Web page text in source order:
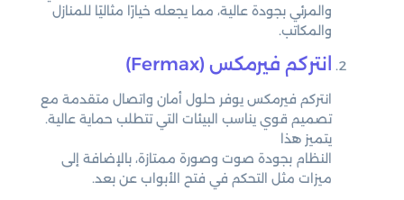
والمرئي بجودة عالية، مما يجعله خيارًا مثاليًا للمنازل
والمكاتب.
انتركم فيرمكس (Fermax)
انتركم فيرمكس يوفر حلول أمان واتصال متقدمة مع
تصميم قوي يناسب البيئات التي تتطلب حماية عالية.
يتميز هذا
النظام بجودة صوت وصورة ممتازة، بالإضافة إلى
ميزات مثل التحكم في فتح الأبواب عن بعد.